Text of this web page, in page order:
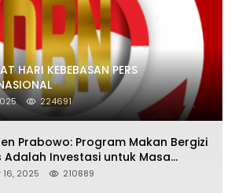
HARI KEBEBASAN PERS
224691
Prabowo: Program Makan Bergizi
Adalah Investasi untuk Masa
Bangsa
2025 210889